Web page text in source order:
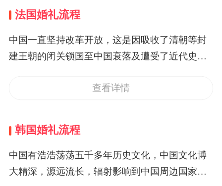
福。接下第二步就是正式的仪式，一般是我们电
影电视中常看到的那种，神父主持，新娘挽着父
亲入场，把女儿交到新郎的手上，然后是誓言，
戒指，新郎吻新娘。在正式的典礼结束之后，所
很少是所有亲朋。而在英国婚礼流程中，这个所
会安排吃蛋糕，大家在一起交流。酒会之后进入
婚宴，但是婚宴之前又有一个隆重的致辞，在英
国是不需要什么司令的，这个致辞一般是伴郎，
法国婚礼流程
中国一直坚持改革开放，这是因吸收了清朝等封
建王朝的闭关锁国至中国衰落及遭受了近代史上
富起来了，人们的生活越来越好了，手头上的钱
到国外举办一场浪漫的婚礼，加蜜月旅行等，其
中选择到法国举办婚礼的人很多。法国婚礼流程
很有特色，充满法国文化气息，当然有些方面与
中国的结婚内容或者说文化相似。&nbsp;第一，
查看详情
韩国婚礼流程
中国有浩浩荡荡五千多年历史文化，中国文化博
大精深，源远流长，辐射影响到中国周边国家及